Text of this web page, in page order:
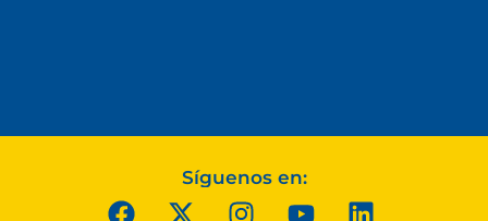
Síguenos en: